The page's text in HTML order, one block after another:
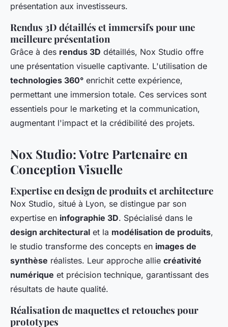
présentation aux investisseurs.
Rendus 3D détaillés et immersifs pour une
meilleure présentation
Grâce à des rendus 3D détaillés, Nox Studio offre
une présentation visuelle captivante. L'utilisation de
technologies 360° enrichit cette expérience,
permettant une immersion totale. Ces services sont
essentiels pour le marketing et la communication,
augmentant l'impact et la crédibilité des projets.
Nox Studio: Votre Partenaire en
Conception Visuelle
Expertise en design de produits et architecture
Nox Studio, situé à Lyon, se distingue par son
expertise en infographie 3D. Spécialisé dans le
design architectural et la modélisation de produits,
le studio transforme des concepts en images de
synthèse réalistes. Leur approche allie créativité
numérique et précision technique, garantissant des
résultats de haute qualité.
Réalisation de maquettes et retouches pour
prototypes